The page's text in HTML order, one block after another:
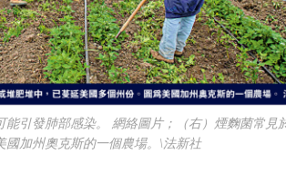
發肺部感染。 網絡圖片；（右）煙麴菌常見
國加州奧克斯的一個農場。\法新社